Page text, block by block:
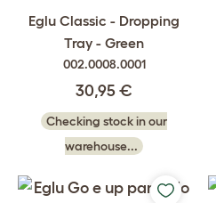
Eglu Classic - Dropping
Tray - Green
002.0008.0001
30,95 €
Checking stock in our
warehouse...